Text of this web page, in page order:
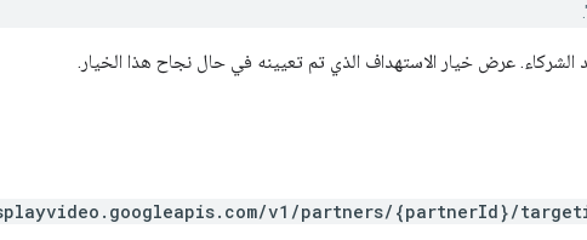
عرض خيار الاستهداف الذي تم تعيينه في حال نجاح هذا الخيار.
v1/partners/{partnerId}/